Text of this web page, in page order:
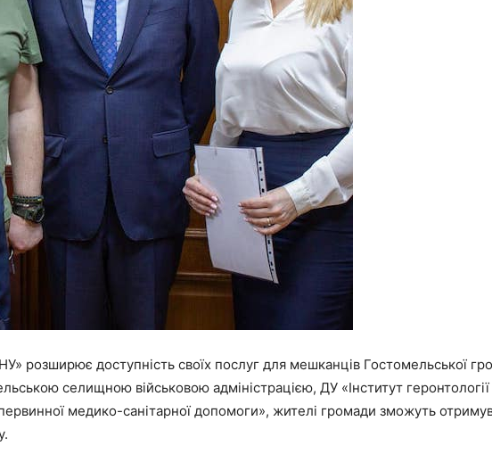
розширює доступність своїх послуг для мешканців Гостомельської
селищною військовою адміністрацією, ДУ «Інститут геронтології
медико-санітарної допомоги», жителі громади зможуть